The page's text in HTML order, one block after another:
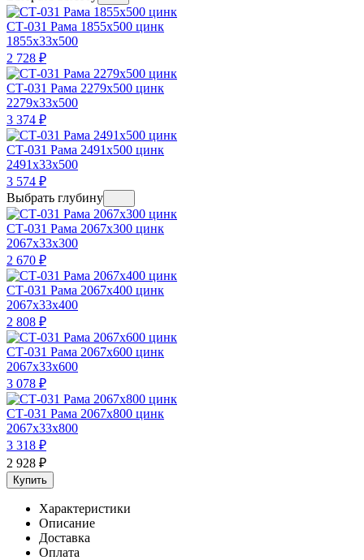
СТ-031 Рама 1855х500 цинк
1855x33x500
2 728 ₽
СТ-031 Рама 2279х500 цинк
2279x33x500
3 374 ₽
СТ-031 Рама 2491х500 цинк
2491x33x500
3 574 ₽
Выбрать глубину
СТ-031 Рама 2067х300 цинк
2067x33x300
2 670 ₽
СТ-031 Рама 2067х400 цинк
2067x33x400
2 808 ₽
СТ-031 Рама 2067х600 цинк
2067x33x600
3 078 ₽
СТ-031 Рама 2067х800 цинк
2067x33x800
3 318 ₽
2 928 ₽
Купить
Характеристики
Описание
Доставка
Оплата